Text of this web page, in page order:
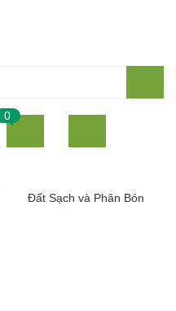
0
Đất Sạch và Phân Bón